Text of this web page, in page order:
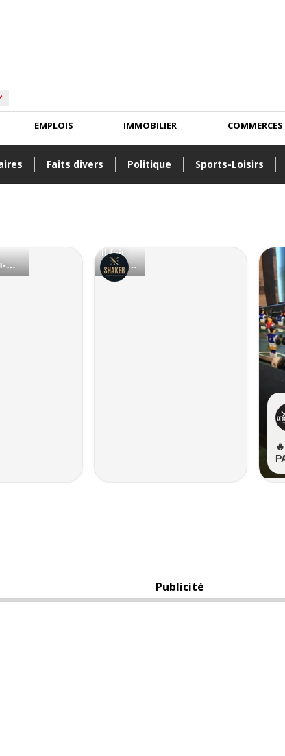
Faits divers Politique Sports-Loisirs
EMPLOIS IMMOBILIER COMMERCES
Publicité